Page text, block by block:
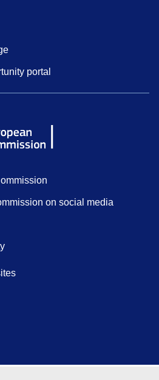
portal
on social media